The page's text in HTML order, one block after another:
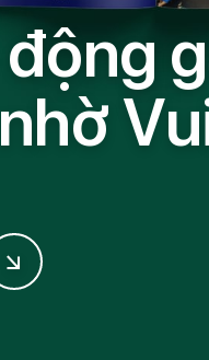
độngg
nhờVu